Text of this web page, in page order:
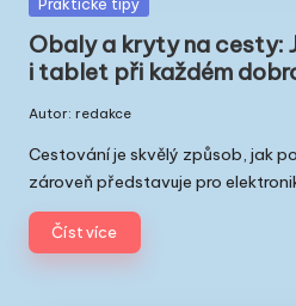
a
v
Ř
e
c
k
Obaly a kryty na cesty:
i tablet při každém
by
Autor: redakce
Cestování je skvělý způsob, jak
zároveň představuje pro
Číst více